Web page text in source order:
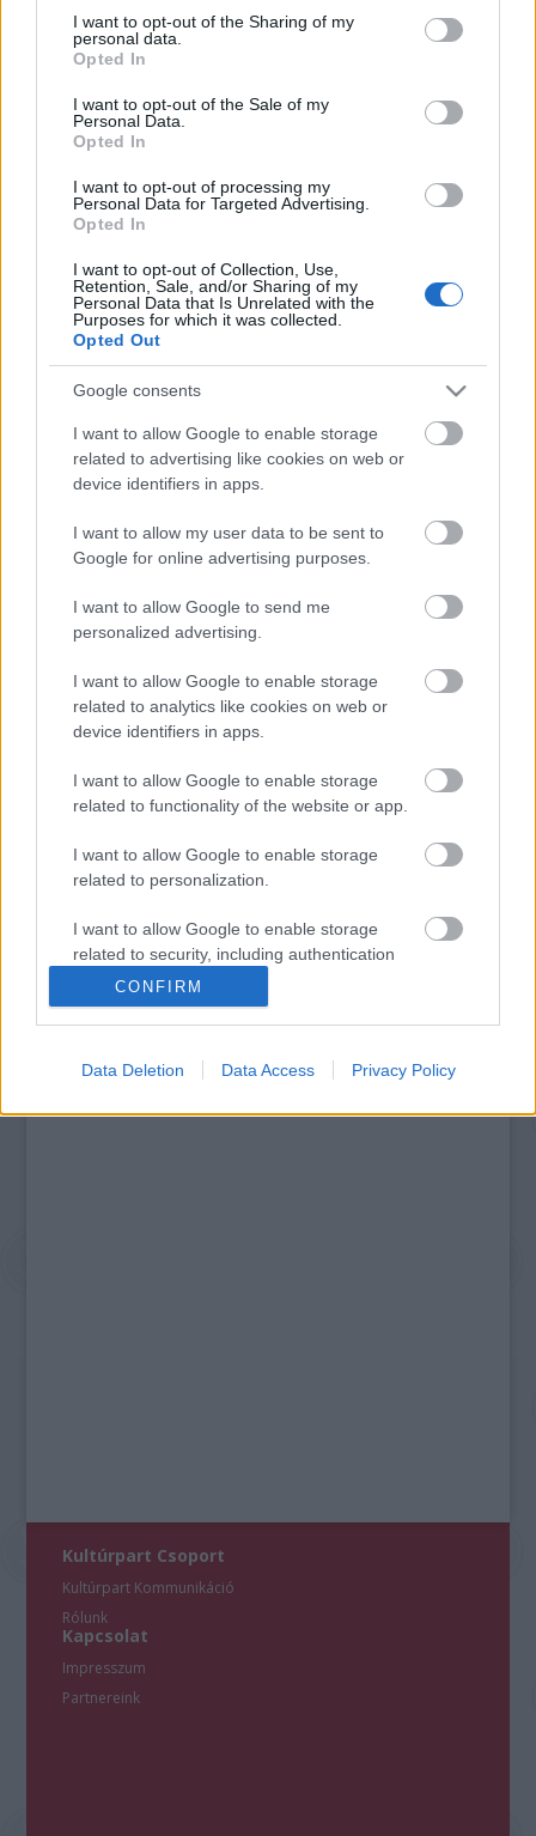
not limited to your visit or usage behaviour. You may click to
grant or deny consent to Google and its third-party tags to
use your data for below specified purposes in below Google
consent section.
I want to opt-out of the Sharing of my
personal data.
Opted In
I want to opt-out of the Sale of my
Personal Data.
Opted In
I want to opt-out of processing my
Personal Data for Targeted Advertising.
Opted In
I want to opt-out of Collection, Use,
Retention, Sale, and/or Sharing of my
Personal Data that Is Unrelated with the
Purposes for which it was collected.
Opted Out
Google consents
I want to allow Google to enable storage
related to advertising like cookies on web or
device identifiers in apps.
I want to allow my user data to be sent to
Google for online advertising purposes.
I want to allow Google to send me
personalized advertising.
I want to allow Google to enable storage
related to analytics like cookies on web or
device identifiers in apps.
I want to allow Google to enable storage
related to functionality of the website or app.
I want to allow Google to enable storage
related to personalization.
I want to allow Google to enable storage
related to security, including authentication
functionality and fraud prevention, and other
user protection.
CONFIRM
Data Deletion Data Access Privacy Policy
„NEM TÖBB EZER EMBERRE UTAZUNK, HANEM
Kommentek:
minősülnek, értük a
szolgáltatás technikai
üzemeltetője semmilyen felelősséget
nem vállal, azokat nem ellenőrzi. Kifogás esetén forduljon a blog szerkesztőjéhez.
Legolvasottabb
Megdöbbentő fotók a néptelen fővárosról
A 10 legütősebb drogos film
Megjöttek a meztelen hősnők
A forradalom egy holland fotós szemével
A legizgalmasabb fotók 2015-ből
Készülőben a nagy meztelen album
Kultúrpart Csoport
Kultúrpart Kommunikáció
Rólunk
Kapcsolat
Impresszum
Partnereink